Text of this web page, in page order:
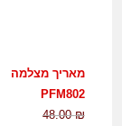
מאריך מצלמה
PFM802
48.00₪